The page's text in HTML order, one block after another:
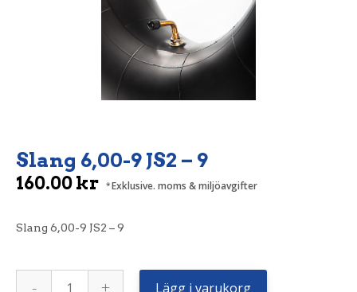
Slang 6,00-9 JS2 – 9
160.00kr Exklusive. moms & miljöavgifter
Slang 6,00-9 JS2 – 9
-
Slang
6,00-
+ Lägg i varukorg